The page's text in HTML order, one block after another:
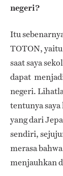
negeri?
Itu
TOTON,
saat saya
dapat
negeri.
tentunya
yang dari
sendiri,
merasa
menjauhkan